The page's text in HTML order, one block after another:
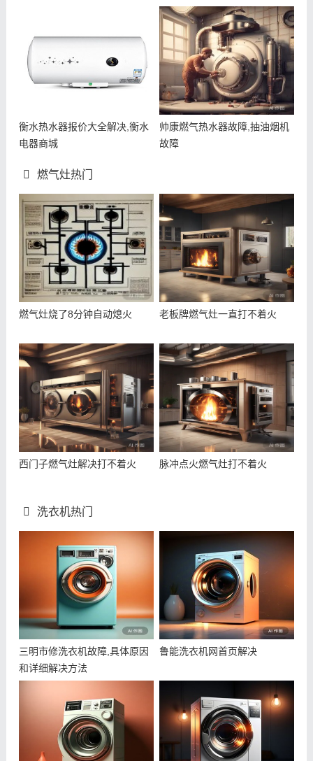
衡水热水器报价大全解决,衡水
电器商城
帅康燃气热水器故障,抽油烟机
故障
燃气灶热门
燃气灶烧了8分钟自动熄火 老板牌燃气灶一直打不着火
西门子燃气灶解决打不着火 脉冲点火燃气灶打不着火
洗衣机热门
三明市修洗衣机故障,具体原因
和详细解决方法
鲁能洗衣机网首页解决